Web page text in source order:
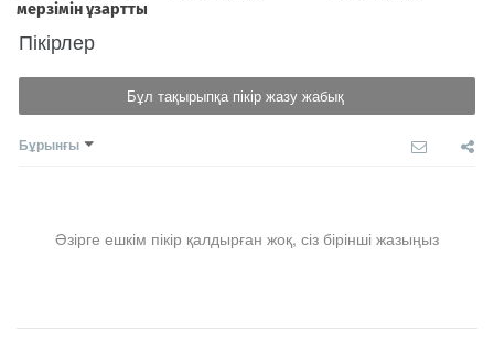
Пікірлер
Бұл тақырыпқа пікір жазу жабық
Бұрынғы
Әзірге ешкім пікір қалдырған жоқ, сіз бірінші жазыңыз